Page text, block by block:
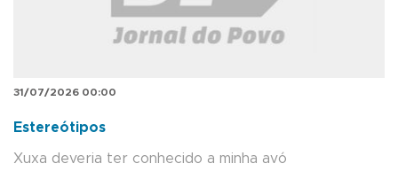
31/07/2026 00:00
Estereótipos
Xuxa deveria ter conhecido a minha avó